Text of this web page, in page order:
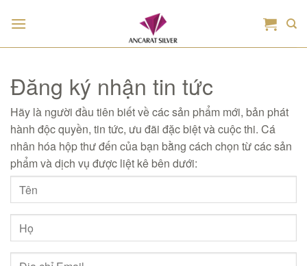
qua
Đăng ký nhận tin tức
Hãy là người đầu tiên biết về các sản phẩm mới, bản phát
hành độc quyền, tin tức, ưu đãi đặc biệt và cuộc thi. Cá
nhân hóa hộp thư đến của bạn bằng cách chọn từ các sản
phẩm và dịch vụ được liệt kê bên dưới: